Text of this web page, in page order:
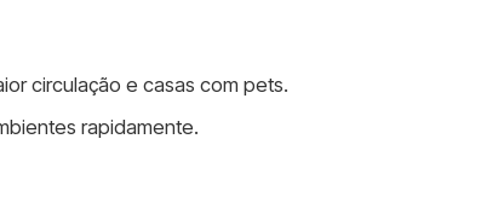
circulação e casas com pets.
rapidamente.